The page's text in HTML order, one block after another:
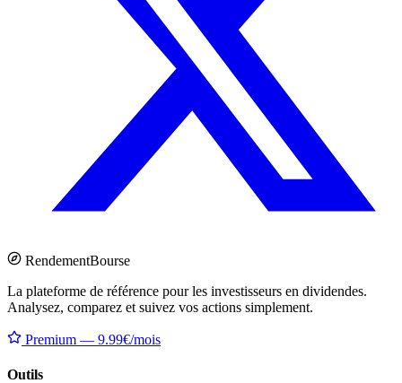
RendementBourse
La plateforme de référence pour les investisseurs en dividendes.
Analysez, comparez et suivez vos actions simplement.
Premium — 9.99€/mois
Outils